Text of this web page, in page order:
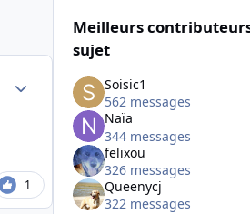
Author stats
1
Meilleurs
sujet
Soisic1
562 messages
Naïa
344 messages
felixou
326 messages
Queenycj
322 messages